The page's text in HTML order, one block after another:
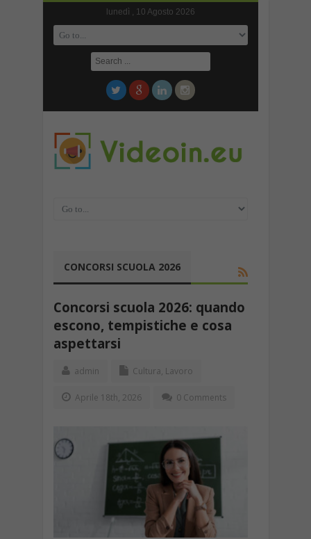
lunedì , 10 Agosto 2026
CONCORSI SCUOLA 2026
Concorsi scuola 2026: quando
escono, tempistiche e cosa
aspettarsi
admin Cultura, Lavoro
Aprile 18th, 2026 0 Comments